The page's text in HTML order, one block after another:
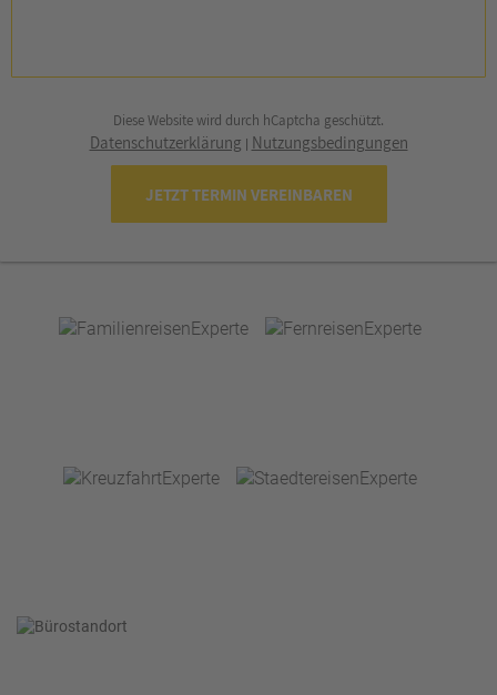
Diese Website wird durch hCaptcha geschützt.
Datenschutzerklärung | Nutzungsbedingungen
JETZT TERMIN VEREINBAREN